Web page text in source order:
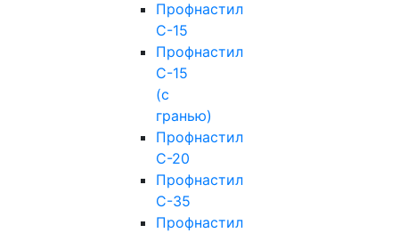
Профнастил
С-15
Профнастил
С-15
(с
гранью)
Профнастил
С-20
Профнастил
С-35
Профнастил